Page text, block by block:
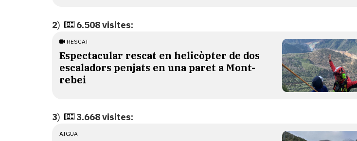
2) 6.508 visites:
RESCAT
Espectacular rescat en helicòpter de dos
escaladors penjats en una paret a Mont-
rebei
3) 3.668 visites:
AIGUA